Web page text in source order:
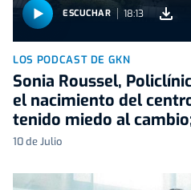
ESCUCHAR 18:13
LOS PODCAST DE GKN
Sonia Roussel,
el nacimiento del
tenido miedo al
10 de Julio